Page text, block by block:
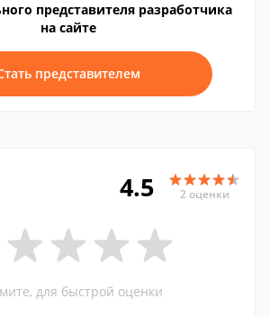
представителя разработчика
на сайте
представителем
4.5 2 оценки
для быстрой оценки